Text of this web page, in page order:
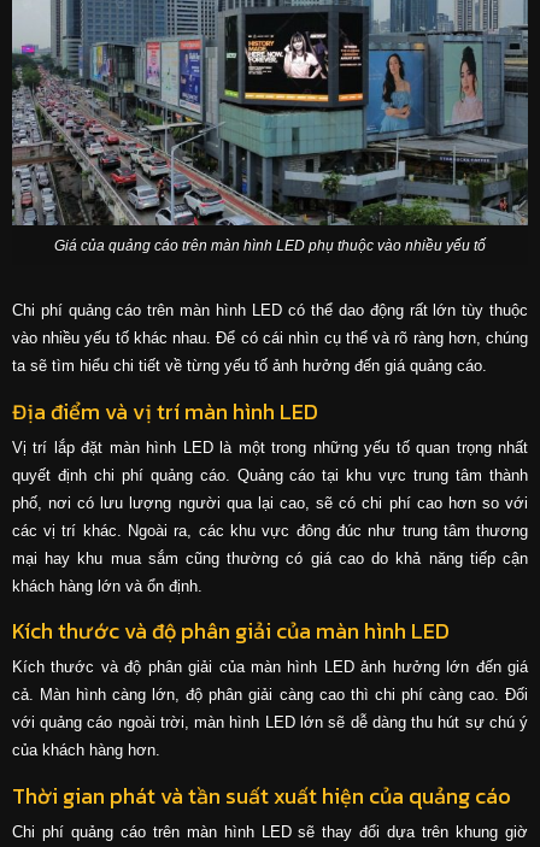
Giá của quảng cáo trên màn hình LED phụ thuộc vào nhiều yếu tố
Chi phí quảng cáo trên màn hình LED có thể dao động rất lớn tùy thuộc
vào nhiều yếu tố khác nhau. Để có cái nhìn cụ thể và rõ ràng hơn, chúng
ta sẽ tìm hiểu chi tiết về từng yếu tố ảnh hưởng đến giá quảng cáo.
Địa điểm và vị trí màn hình LED
Vị trí lắp đặt màn hình LED là một trong những yếu tố quan trọng nhất
quyết định chi phí quảng cáo. Quảng cáo tại khu vực trung tâm thành
phố, nơi có lưu lượng người qua lại cao, sẽ có chi phí cao hơn so với
các vị trí khác. Ngoài ra, các khu vực đông đúc như trung tâm thương
mại hay khu mua sắm cũng thường có giá cao do khả năng tiếp cận
khách hàng lớn và ổn định.
Kích thước và độ phân giải của màn hình LED
Kích thước và độ phân giải của màn hình LED ảnh hưởng lớn đến giá
cả. Màn hình càng lớn, độ phân giải càng cao thì chi phí càng cao. Đối
với quảng cáo ngoài trời, màn hình LED lớn sẽ dễ dàng thu hút sự chú ý
của khách hàng hơn.
Thời gian phát và tần suất xuất hiện của quảng cáo
Chi phí quảng cáo trên màn hình LED sẽ thay đổi dựa trên khung giờ